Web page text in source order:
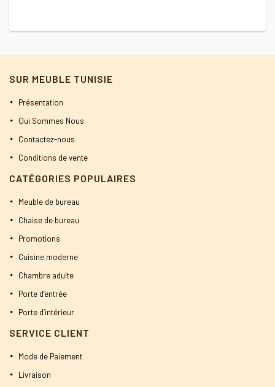
SUR MEUBLE TUNISIE
Présentation
Qui Sommes Nous
Contactez-nous
Conditions de vente
CATÉGORIES POPULAIRES
Meuble de bureau
Chaise de bureau
Promotions
Cuisine moderne
Chambre adulte
Porte d’entrée
Porte d’intérieur
SERVICE CLIENT
Mode de Paiement
Livraison